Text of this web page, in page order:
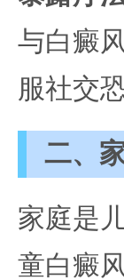
与白癜
服社交
二、
家庭是
童白癜